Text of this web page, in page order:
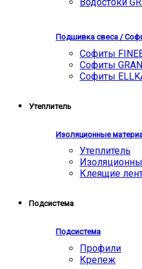
Подшивка свеса /
Софиты
Софиты
Софиты
Утеплитель
Изоляционные
Утеплитель
Клеящие
Подсистема
Подсистема
Профили
Крепеж